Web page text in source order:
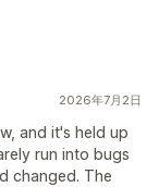
2026年7月2日
and it's held up
run into bugs
changed. The